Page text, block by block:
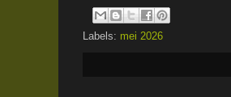
Labels: mei 2026